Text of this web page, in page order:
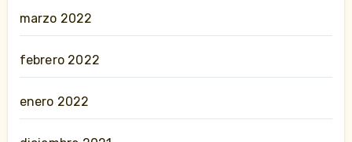
marzo 2022
febrero 2022
enero 2022